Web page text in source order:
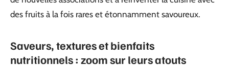
des fruits à la fois rares et étonnamment savoureux.
Saveurs, textures et bienfaits
nutritionnels : zoom sur leurs atouts